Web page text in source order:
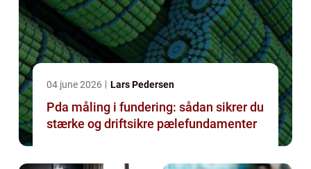
04 june 2026 Lars Pedersen
Pda måling i fundering: sådan sikrer du
stærke og driftsikre pælefundamenter